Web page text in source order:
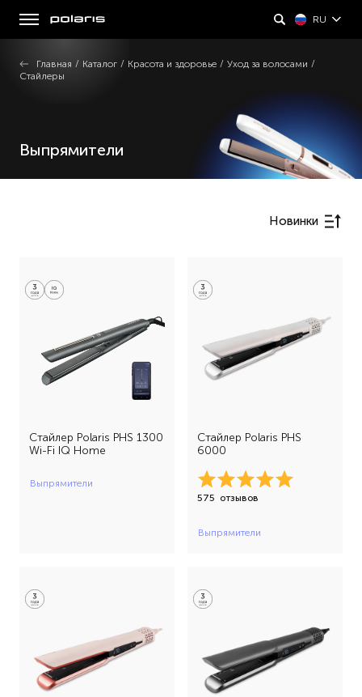
RU
Главная / Каталог / Красота и здоровье / Уход за волосами /
Стайлеры
Выпрямители
Новинки
Стайлер Polaris PHS 1300
Wi-Fi IQ Home
Выпрямители
Стайлер Polaris PHS
6000
575 отзывов
Выпрямители